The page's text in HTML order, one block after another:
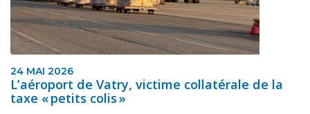
24 MAI 2026
L’aéroport de Vatry, victime collatérale de la
taxe « petits colis »